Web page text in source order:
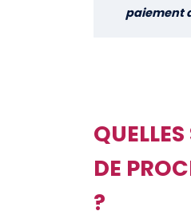
paiement
DE
?